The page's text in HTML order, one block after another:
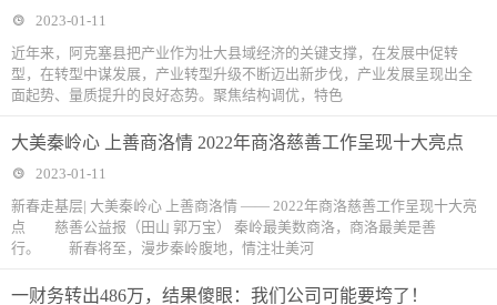
2023-01-11
近年来，阿克塞县把产业作为壮大县域经济的关键支撑，在发展中促转
型，在转型中谋发展，产业转型升级不断迈出新步伐，产业发展呈现出全
面起势、量质提升的良好态势。聚焦结构调优，特色
大美秦岭心 上善商洛情 2022年商洛慈善工作呈现十大亮点
2023-01-11
新春走基层| 大美秦岭心 上善商洛情 —— 2022年商洛慈善工作呈现十大亮
点 慈善公益报（田山 郭万宝） 秦岭最美数商洛，商洛最美是善
行。 新春将至，漫步秦岭腹地，情注壮美河
一财务转出486万，结果傻眼：我们公司可能要垮了！